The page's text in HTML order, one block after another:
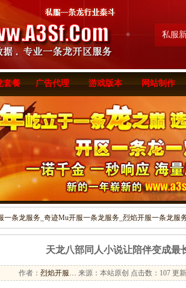
私服
套餐 广告代理 游戏版本 网站制作
一条龙服务_奇迹Mu开服一条龙服务_烈焰开服一条龙服
天龙八部同人小说让陪伴变成最
作者： 烈焰开服… 来源：本站原创 点击数： 107 更